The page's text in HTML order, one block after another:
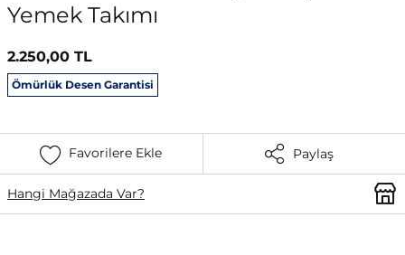
Yemek Takımı
2.250,00 TL
Ömürlük Desen Garantisi
Favorilere Ekle Paylaş
Hangi Mağazada Var?